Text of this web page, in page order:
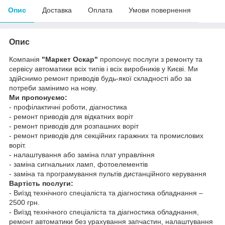
Опис Доставка Оплата Умови повернення
Опис
Компанія "Маркет Оскар" пропонує послуги з ремонту та
сервісу автоматики всіх типів і всіх виробників у Києві. Ми
здійснимо ремонт приводів будь-якої складності або за
потреби замінимо на нову.
Ми пропонуємо:
- профілактичні роботи, діагностика
- ремонт приводів для відкатних воріт
- ремонт приводів для розпашних воріт
- ремонт приводів для секційних гаражних та промислових
воріт.
- налаштування або заміна плат управління
- заміна сигнальних ламп, фотоелементів
- заміна та програмування пультів дистанційного керування
Вартість послуги:
- Виїзд технічного спеціаліста та діагностика обладнання –
2500 грн.
- Виїзд технічного спеціаліста та діагностика обладнання,
ремонт автоматики без урахування запчастин, налаштування